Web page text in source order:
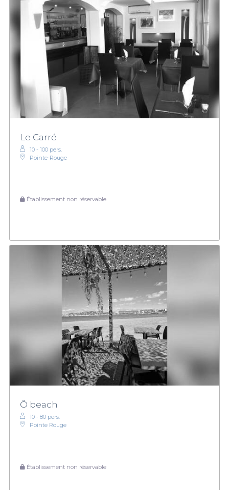
Le Carré
10 - 100 pers.
Pointe-Rouge
Établissement non réservable
Ô beach
10 - 80 pers.
Pointe Rouge
Établissement non réservable